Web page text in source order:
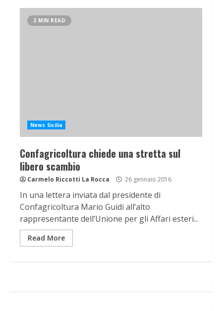
2 MIN READ
News Sicilia
Confagricoltura chiede una stretta sul
libero scambio
Carmelo Riccotti La Rocca 26 gennaio 2016
In una lettera inviata dal presidente di
Confagricoltura Mario Guidi all’alto
rappresentante dell’Unione per gli Affari esteri...
Read More